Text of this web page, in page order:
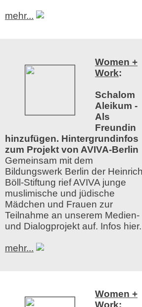
mehr...
Women +
Work:
Schalom
Aleikum -
Als
Freundin
hinzufügen. Hintergrundinfos
zum Projekt von AVIVA-Berlin
Gemeinsam mit dem
Bildungswerk Berlin der
Böll-Stiftung rief AVIVA junge
muslimische und jüdische
Mädchen und Frauen zur
Teilnahme an unserem Medien-
und Dialogprojekt auf. Infos
mehr...
Women +